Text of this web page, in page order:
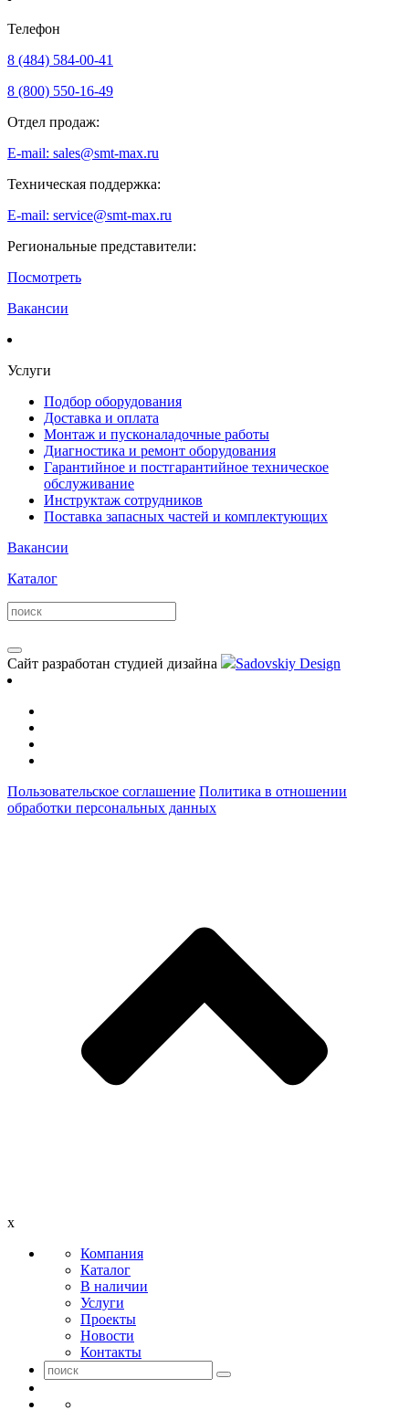
Телефон
8 (484) 584-00-41
8 (800) 550-16-49
Отдел продаж:
E-mail: sales@smt-max.ru
Техническая поддержка:
E-mail: service@smt-max.ru
Региональные представители:
Посмотреть
Вакансии
Услуги
Подбор оборудования
Доставка и оплата
Монтаж и пусконаладочные работы
Диагностика и ремонт оборудования
Гарантийное и постгарантийное техническое
обслуживание
Инструктаж сотрудников
Поставка запасных частей и комплектующих
Вакансии
Каталог
Сайт разработан студией дизайна Sadovskiy Design
Пользовательское соглашение Политика в отношении
обработки персональных данных
x
Компания
Каталог
В наличии
Услуги
Проекты
Новости
Контакты